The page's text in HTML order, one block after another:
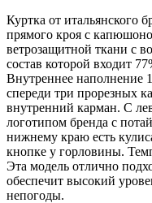
Куртка от итальянского
прямого кроя с
ветрозащитной ткани с
состав которой входит
Внутреннее наполнение
спереди три прорезных
внутренний карман. С
логотипом бренда с
нижнему краю есть
кнопке у горловины.
Эта модель отлично
обеспечит высокий
непогоды.